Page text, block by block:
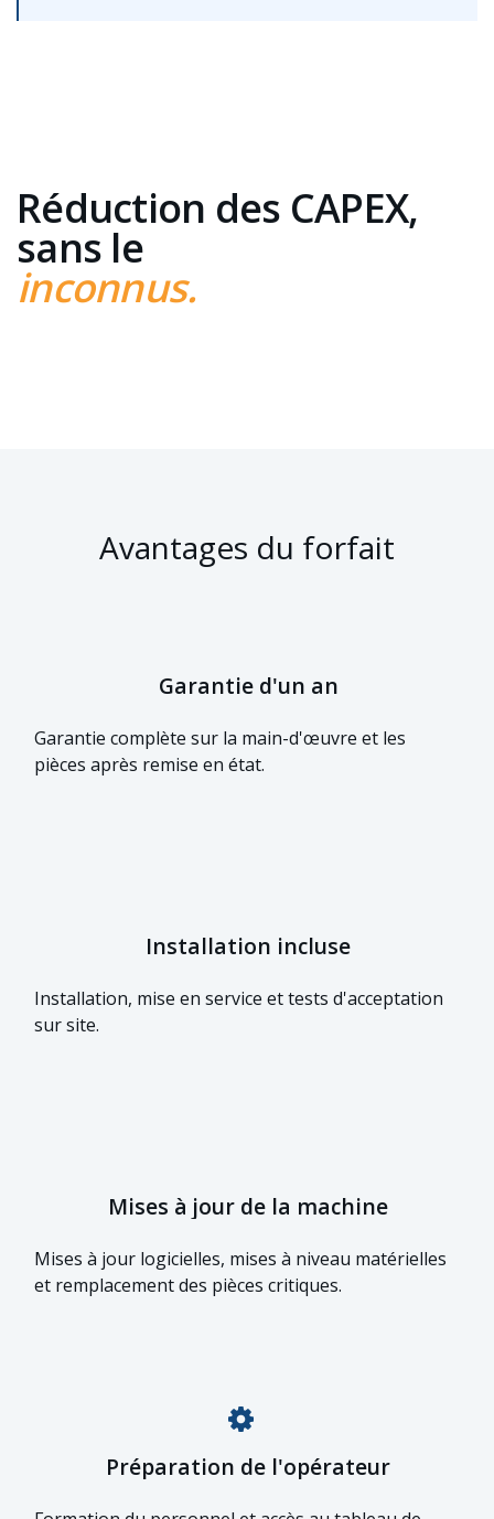
Réduction des CAPEX,
sans le
inconnus.
Avantages du forfait
Garantie d'un an
Garantie complète sur la main-d'œuvre et les
pièces après remise en état.
Installation incluse
Installation, mise en service et tests d'acceptation
sur site.
Mises à jour de la machine
Mises à jour logicielles, mises à niveau matérielles
et remplacement des pièces critiques.
Préparation de l'opérateur